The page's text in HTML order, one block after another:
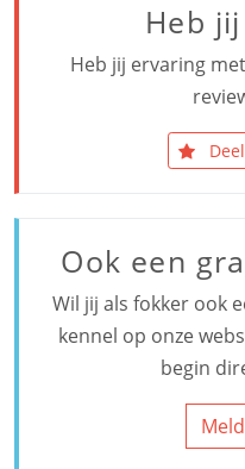
Heb
Heb jij ervaring
Ook een
Wil jij als fokker ook
kennel op onze
begin